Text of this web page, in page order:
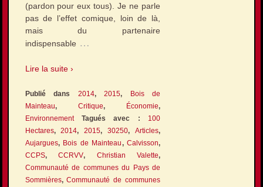
(pardon pour eux tous). Je ne parle
pas de l’effet comique, loin de là,
mais du partenaire
indispensable …
Lire la suite ›
Publié dans 2014,2015,
Bois de
Mainteau, Critique, Économie,
EnvironnementTagués avec : 100
Hectares,2014,2015,30250,Articles,
Aujargues, Bois de Mainteau,Calvisson,
CCPS,CCRVV, Christian Valette,
Communauté de communes du Pays de
Sommières,Communauté de communes